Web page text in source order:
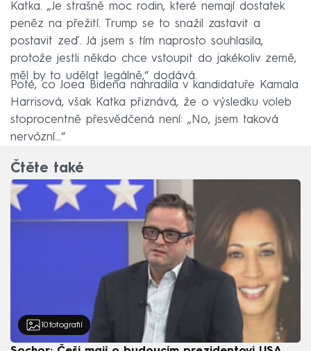
Katka. „Je strašně moc rodin, které nemají dostatek
peněz na přežití. Trump se to snažil zastavit a
postavit zeď. Já jsem s tím naprosto souhlasila,
protože jestli někdo chce vstoupit do jakékoliv země,
měl by to udělat legálně,“ dodává.
Poté, co Joea Bidena nahradila v kandidatuře Kamala
Harrisová, však Katka přiznává, že o výsledku voleb
stoprocentně přesvědčená není: „No, jsem taková
nervózní…“
Čtěte také
10 fotografií